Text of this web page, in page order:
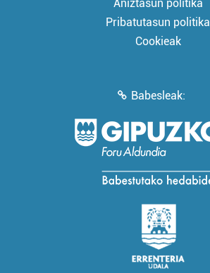
Aniztasun politika
Pribatutasun politika
Cookieak
Babesleak: